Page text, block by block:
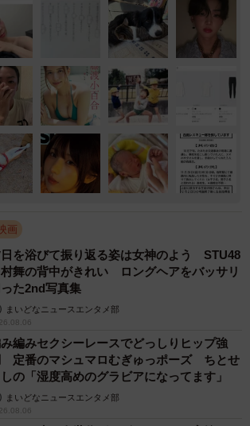
画
を浴びて振り返る姿は女神のよう STU48
舞の背中がきれい ロングヘアをバッサリ
た2nd写真集
まいどなニュースエンタメ部
編みセクシーレースでどっしりヒップ強
定番のマシュマロむぎゅっポーズ ちとせ
の「湿度高めのグラビアになってます」
まいどなニュースエンタメ部